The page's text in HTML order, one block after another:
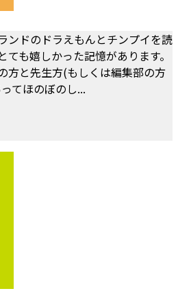
ンドのドラえもんとチンプイを読
も嬉しかった記憶があります。
方と先生方(もしくは編集部の方
てほのぼのし...